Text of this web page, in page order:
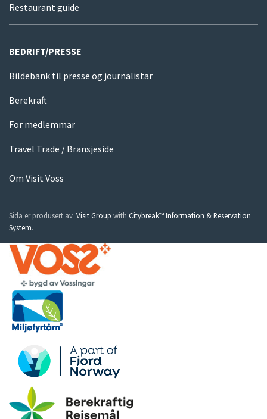
Restaurant guide
BEDRIFT/PRESSE
Bildebank til presse og journalistar
Berekraft
For medlemmar
Travel Trade / Bransjeside
Om Visit Voss
Sida er produsert av Visit Group with Citybreak™ Information & Reservation
System.